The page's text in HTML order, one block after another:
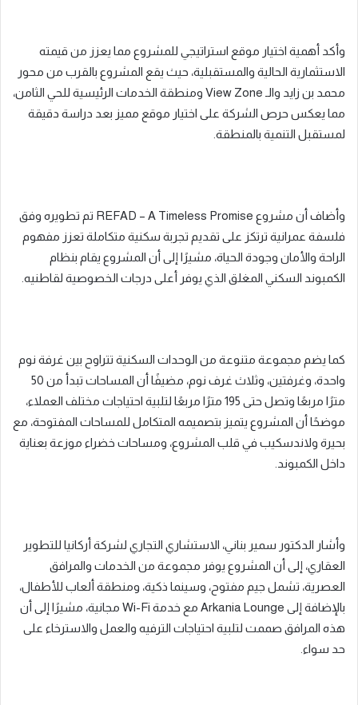
وأكد أهمية اختيار موقع استراتيجي للمشروع مما يعزز من قيمته
الاستثمارية الحالية والمستقبلية، حيث يقع المشروع بالقرب من محور
محمد بن زايد والـ View Zone ومنطقة الخدمات الرئيسية للحي الثامن،
مما يعكس حرص الشركة على اختيار موقع مميز بعد دراسة دقيقة
لمستقبل التنمية بالمنطقة.
وأضاف أن مشروع REFAD – A Timeless Promise تم تطويره وفق
فلسفة عمرانية ترتكز على تقديم تجربة سكنية متكاملة تعزز مفهوم
الراحة والأمان وجودة الحياة، مشيرًا إلى أن المشروع يقام بنظام
الكمبوند السكني المغلق الذي يوفر أعلى درجات الخصوصية لقاطنيه.
كما يضم مجموعة متنوعة من الوحدات السكنية تتراوح بين غرفة نوم
واحدة، وغرفتين، وثلاث غرف نوم، مضيفًا أن المساحات تبدأ من 50
مترًا مربعًا وتصل حتى 195 مترًا مربعًا لتلبية احتياجات مختلف العملاء،
موضحًا أن المشروع يتميز بتصميمه المتكامل للمساحات المفتوحة، مع
بحيرة ولاندسكيب في قلب المشروع، ومساحات خضراء موزعة بعناية
داخل الكمبوند.
وأشار الدكتور سمير بناني، الاستشاري التجاري لشركة أركانيا للتطوير
العقاري، إلى أن المشروع يوفر مجموعة من الخدمات والمرافق
العصرية، تشمل جيم مفتوح، وسينما ذكية، ومنطقة ألعاب للأطفال،
بالإضافة إلى Arkania Lounge مع خدمة Wi-Fi مجانية، مشيرًا إلى أن
هذه المرافق صممت لتلبية احتياجات الترفيه والعمل والاسترخاء على
حد سواء.